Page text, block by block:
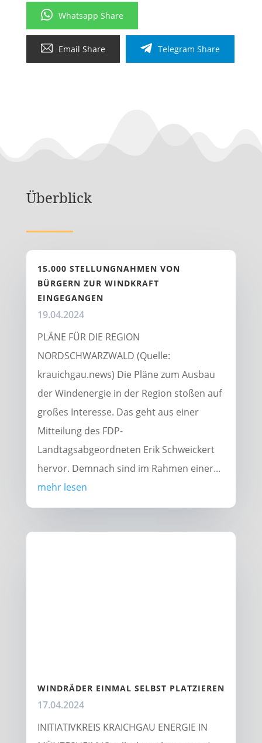
Whatsapp Share
Email Share Telegram Share
Überblick
15.000 STELLUNGNAHMEN VON
BÜRGERN ZUR WINDKRAFT
EINGEGANGEN
19.04.2024
PLÄNE FÜR DIE REGION
NORDSCHWARZWALD (Quelle:
krauichgau.news) Die Pläne zum Ausbau
der Windenergie in der Region stoßen auf
großes Interesse. Das geht aus einer
Mitteilung des FDP-
Landtagsabgeordneten Erik Schweickert
hervor. Demnach sind im Rahmen einer...
mehr lesen
WINDRÄDER EINMAL SELBST PLATZIEREN
17.04.2024
INITIATIVKREIS KRAICHGAU ENERGIE IN